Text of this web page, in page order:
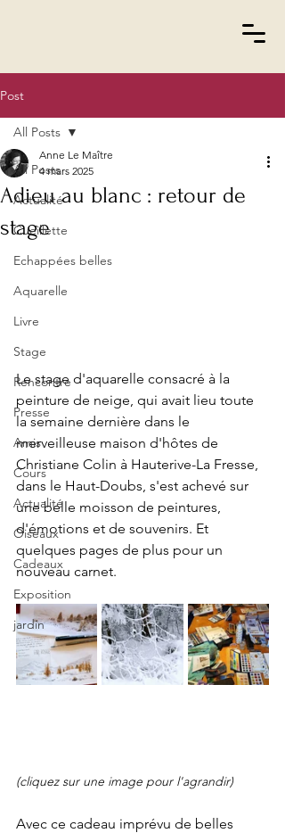
Post
All Posts
Actualité
Cueillette
Echappées belles
Aquarelle
Livre
Stage
Rencontre
Presse
Amis
Cours
Actualité
Oiseaux
Cadeaux
Exposition
jardin
All Posts
Adieu au blanc : retour de
stage
Anne Le Maître
4 mars 2025
Le stage d'aquarelle consacré à la
peinture de neige, qui avait lieu toute
la semaine dernière dans le
merveilleuse maison d'hôtes de
Christiane Colin à Hauterive-La Fresse,
dans le Haut-Doubs, s'est achevé sur
une belle moisson de peintures,
d'émotions et de souvenirs. Et
quelques pages de plus pour un
nouveau carnet.
(cliquez sur une image pour l'agrandir)
Avec ce cadeau imprévu de belles